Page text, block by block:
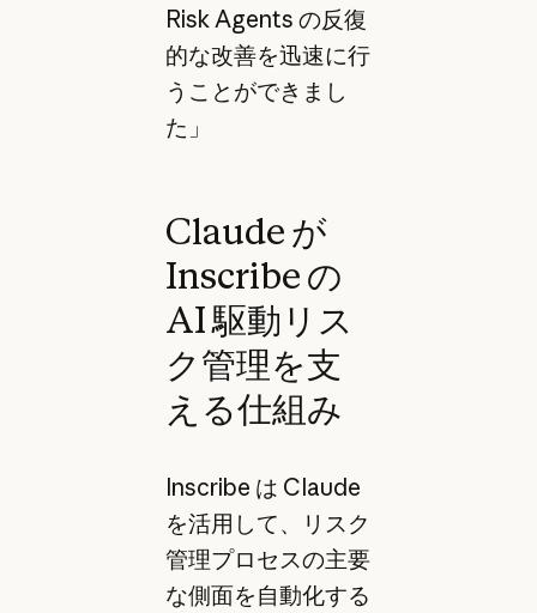
Risk Agents の反復
的な改善を迅速に行
うことができまし
た」
Claude が
Inscribe の
AI 駆動リス
ク管理を支
える仕組み
Inscribe は Claude
を活用して、リスク
管理プロセスの主要
な側面を自動化する